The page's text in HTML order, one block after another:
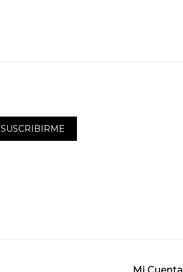
Mi Cuenta
SUSCRIBIRME